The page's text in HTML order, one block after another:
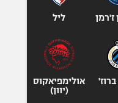
ז'רמן ליל
אולימפיאקוס
(יוון)